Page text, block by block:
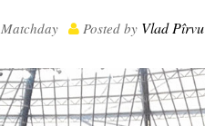
Matchday Posted by Vlad Pîrvu